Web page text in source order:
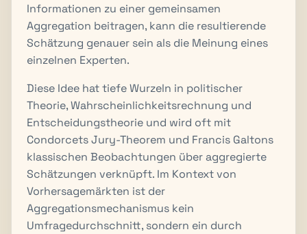
Informationen zu einer gemeinsamen
Aggregation beitragen, kann die resultierende
Schätzung genauer sein als die Meinung eines
einzelnen Experten.
Diese Idee hat tiefe Wurzeln in politischer
Theorie, Wahrscheinlichkeitsrechnung und
Entscheidungstheorie und wird oft mit
Condorcets Jury-Theorem und Francis Galtons
klassischen Beobachtungen über aggregierte
Schätzungen verknüpft. Im Kontext von
Vorhersagemärkten ist der
Aggregationsmechanismus kein
Umfragedurchschnitt, sondern ein durch